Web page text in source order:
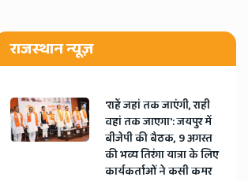
राजस्थान न्यूज़
'राहें जहां तक जाएंगी, राही
वहां तक जाएगा': जयपुर में
बीजेपी की बैठक, 9 अगस्त
की भव्य तिरंगा यात्रा के लिए
कार्यकर्ताओं ने कसी कमर